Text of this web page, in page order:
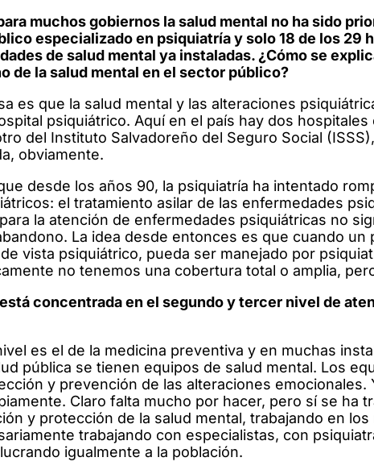
muchos gobiernos la salud mental no ha sido
especializado en psiquiatría y solo 18 de los 29
de salud mental ya instaladas. ¿Cómo se
de la salud mental en el sector público?
es que la salud mental y las alteraciones
psiquiátrico. Aquí en el país hay dos
del Instituto Salvadoreño del Seguro Social
obviamente.
desde los años 90, la psiquiatría ha intentado
el tratamiento asilar de las enfermedades
la atención de enfermedades psiquiátricas no
La idea desde entonces es que cuando
vista psiquiátrico, pueda ser manejado por
no tenemos una cobertura total o amplia,
concentrada en el segundo y tercer nivel de
es el de la medicina preventiva y en muchas
pública se tienen equipos de salud mental. Los
y prevención de las alteraciones emocionales.
Claro falta mucho por hacer, pero sí se ha
y protección de la salud mental, trabajando en
trabajando con especialistas, con
igualmente a la población.